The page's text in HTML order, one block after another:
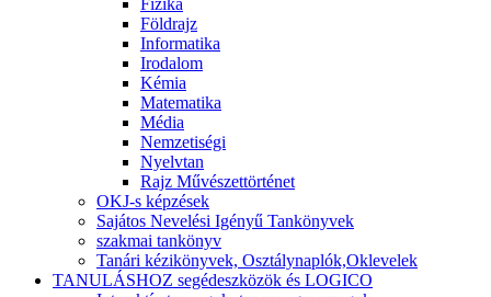
Fizika
Földrajz
Informatika
Irodalom
Kémia
Matematika
Média
Nemzetiségi
Nyelvtan
Rajz Művészettörténet
OKJ-s képzések
Sajátos Nevelési Igényű Tankönyvek
szakmai tankönyv
Tanári kézikönyvek, Osztálynaplók,Oklevelek
TANULÁSHOZ segédeszközök és LOGICO